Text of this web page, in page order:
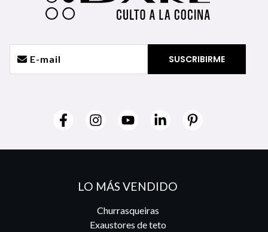
LO MÁS VENDIDO
Churrasqueiras
Exaustores de teto